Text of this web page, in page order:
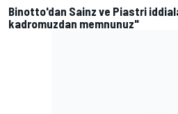
Binotto'dan Sainz ve Piastri
kadromuzdan memnunuz"